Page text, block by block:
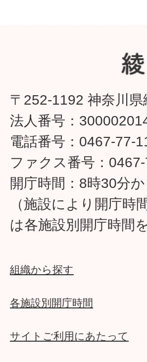
〒252-1192 神奈川
法人番号：
電話番号：0467-77-
ファクス番号：
開庁時間：8時30分
（施設により開庁
は各施設別開庁時間
組織から探す
各施設別開庁時間
サイトご利用にあたって